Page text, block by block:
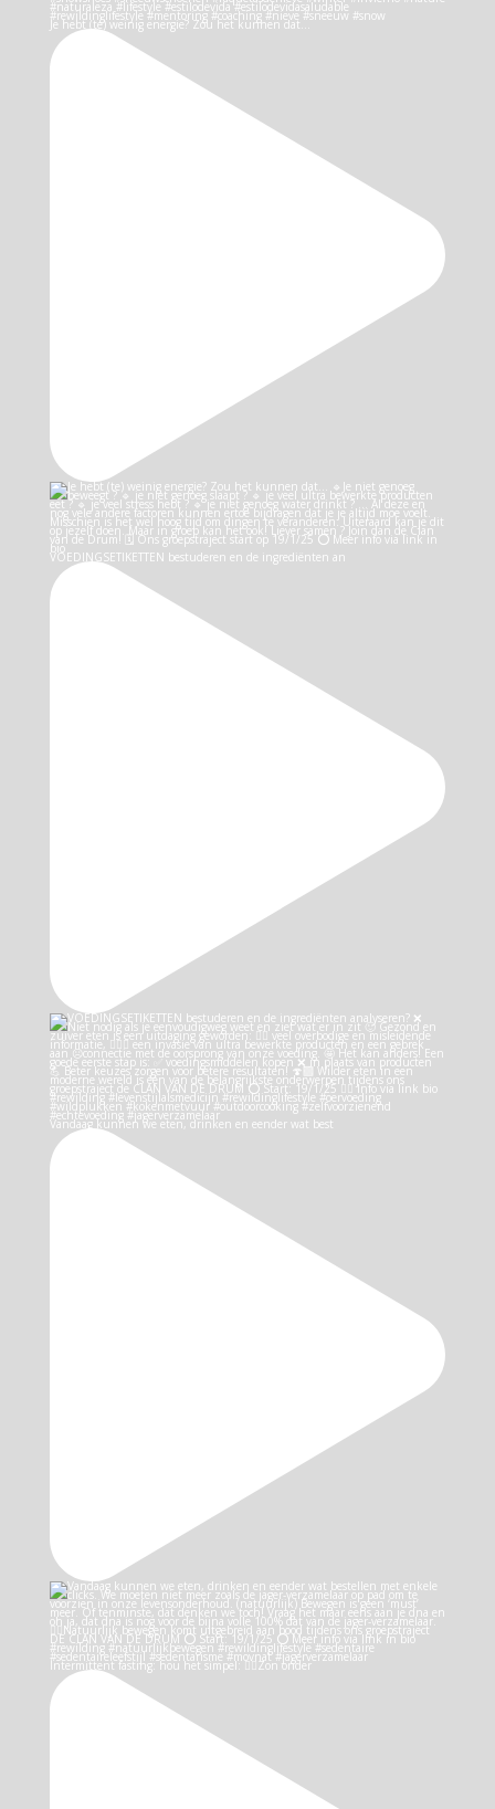
Je hebt (te) weinig energie? Zou het kunnen dat…
VOEDINGSETIKETTEN bestuderen en de ingrediënten an
Vandaag kunnen we eten, drinken en eender wat best
Intermittent fasting: hou het simpel: 👉🏻Zon onder